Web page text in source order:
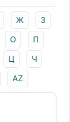
Ж
З
О
П
Ц
Ч
AZ